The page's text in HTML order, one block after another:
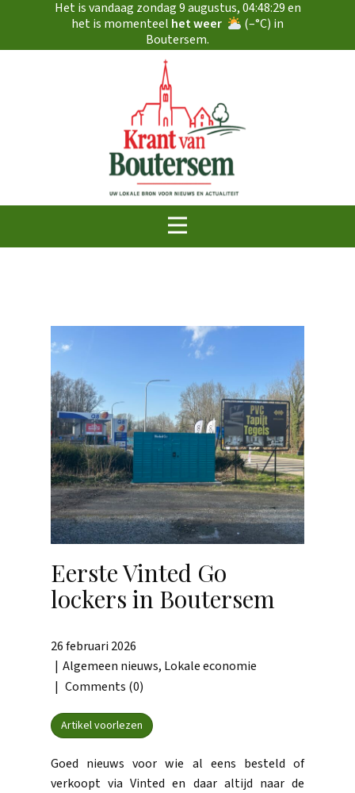
Het is vandaag zondag 9 augustus,04:48:30en
het is momenteel het weer (–°C) in
Boutersem.
Eerste Vinted Go
lockers in Boutersem
26 februari 2026
Algemeen nieuws, Lokale economie
Comments (0)
Artikel voorlezen
Goed nieuws voor wie al eens besteld of
verkoopt via Vinted en daar altijd naar de